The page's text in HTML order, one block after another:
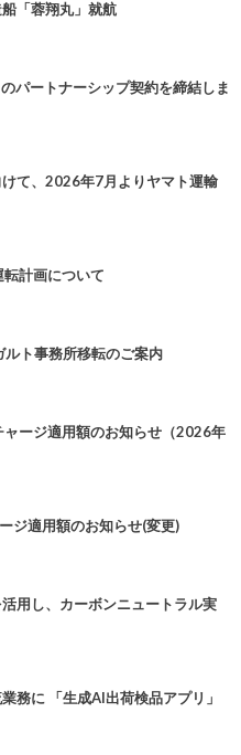
「蓉翔丸」就航
パートナーシップ契約を締結しま
けて、2026年7月よりヤマト運輸
計画について
ト事務所移転のご案内
ージ適用額のお知らせ（2026年
ジ適用額のお知らせ(変更)
用し、カーボンニュートラル実
務に 「生成AI出荷検品アプリ」